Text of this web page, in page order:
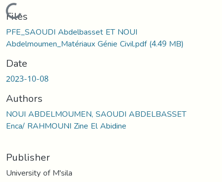
Loading...
Files
PFE_SAOUDI Abdelbasset ET NOUI
Abdelmoumen_Matériaux Génie Civil.pdf(4.49 MB)
Date
2023-10-08
Authors
NOUI ABDELMOUMEN, SAOUDI ABDELBASSET
Enca/ RAHMOUNI Zine El Abidine
Publisher
University of M'sila